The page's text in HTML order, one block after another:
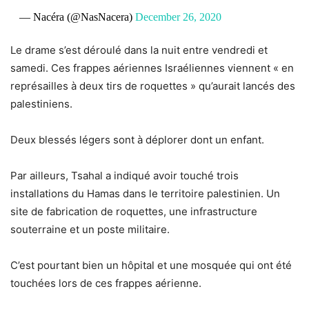
— Nacéra (@NasNacera) December 26, 2020
Le drame s’est déroulé dans la nuit entre vendredi et
samedi. Ces frappes aériennes Israéliennes viennent « en
représailles à deux tirs de roquettes » qu’aurait lancés des
palestiniens.
Deux blessés légers sont à déplorer dont un enfant.
Par ailleurs, Tsahal a indiqué avoir touché trois
installations du Hamas dans le territoire palestinien. Un
site de fabrication de roquettes, une infrastructure
souterraine et un poste militaire.
C’est pourtant bien un hôpital et une mosquée qui ont été
touchées lors de ces frappes aérienne.